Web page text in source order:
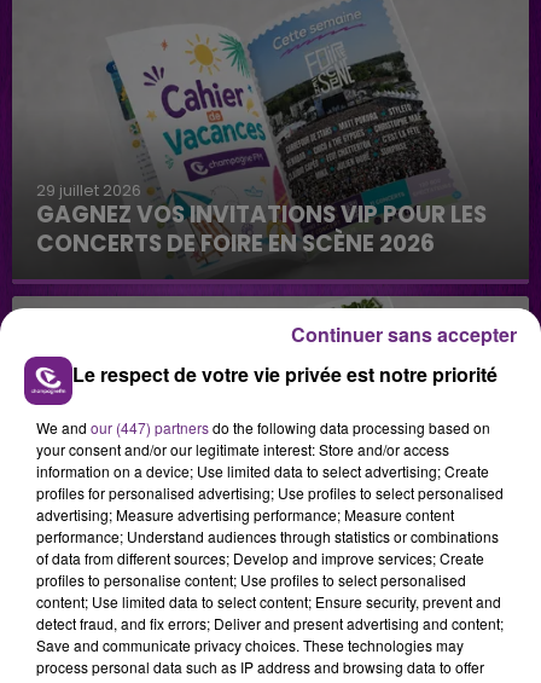
29 juillet 2026
GAGNEZ VOS INVITATIONS VIP POUR LES
CONCERTS DE FOIRE EN SCÈNE 2026
29 juillet 2026
GAGNEZ VOTRE SÉJOUR AU CENTER
PARCS DU LAC D’AILETTE AVEC
CHAMPAGNE FM
LES PODCASTS
Le respect de votre vie privée est notre priorité
We and our (447) partnersdo the following data processing based on
your consent and/or our legitimate interest: Store and/or access
information on a device; Use limited data to select advertising; Create
profiles for personalised advertising; Use profiles to select personalised
advertising; Measure advertising performance; Measure content
performance; Understand audiences through statistics or combinations
of data from different sources; Develop and improve services; Create
profiles to personalise content; Use profiles to select personalised
content; Use limited data to select content; Ensure security, prevent and
detect fraud, and fix errors; Deliver and present advertising and content;
Save and communicate privacy choices. These technologies may
process personal data such as IP address and browsing data to offer
Continuer sans accepter